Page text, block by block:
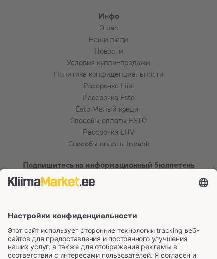
Инфо
О нас
Наши люди
Новости
Условия купли-продажи
Политика конфиденциальности
Рассрочка Liisi
Рассрочка Esto
Esto Малый кредит
Способы оплаты ESTO
Рассрочка LHV
Способы оплаты Inbank
Подпишитесь на информационный бюллетень
Сертификаты и способы оплаты